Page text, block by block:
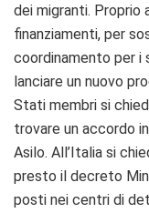
dei migranti. Proprio
finanziamenti, per
coordinamento per i
lanciare un nuovo
Stati membri si
trovare un accordo
Asilo. All’Italia si
presto il decreto
posti nei centri di